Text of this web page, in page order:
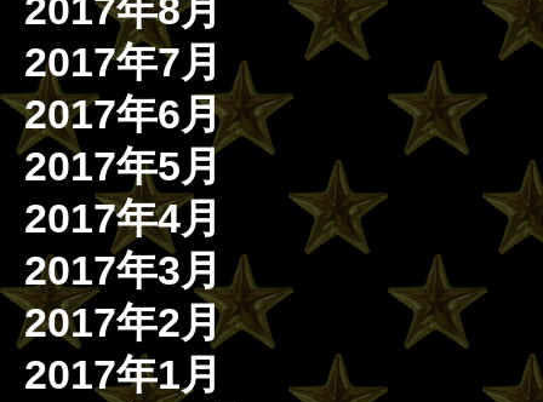
2017年8月
2017年7月
2017年6月
2017年5月
2017年4月
2017年3月
2017年2月
2017年1月